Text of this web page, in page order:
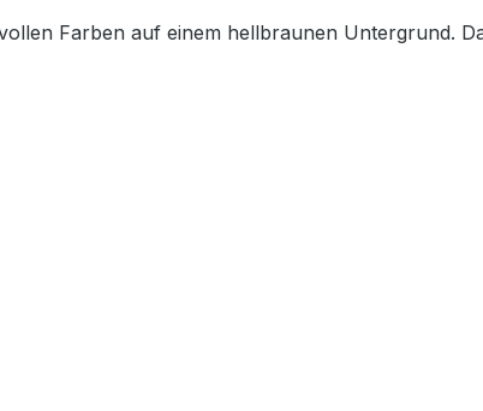
Farben auf einem hellbraunen Untergrund.